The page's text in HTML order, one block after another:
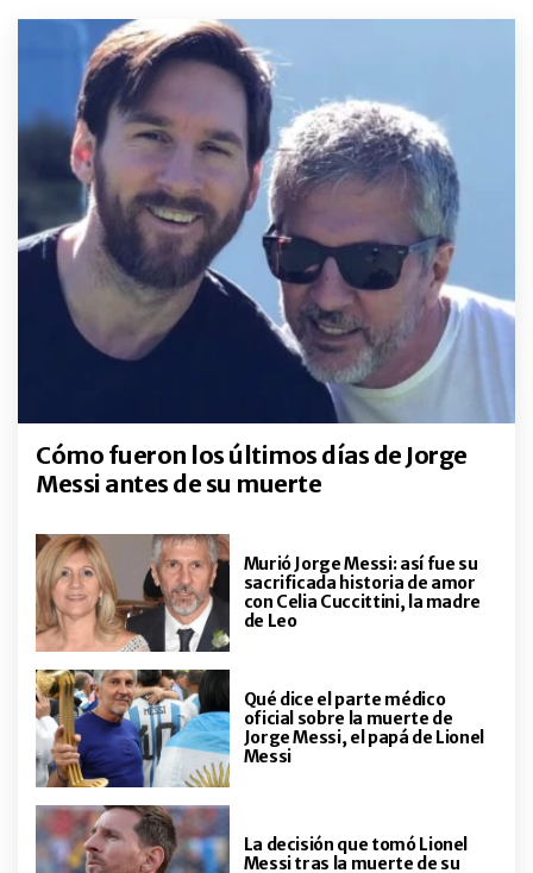
Cómo fueron los últimos días de Jorge
Messi antes de su muerte
Murió Jorge Messi: así fue su
sacrificada historia de amor
con Celia Cuccittini, la madre
de Leo
Qué dice el parte médico
oficial sobre la muerte de
Jorge Messi, el papá de Lionel
Messi
La decisión que tomó Lionel
Messi tras la muerte de su
Miami: "Somos desordenados"
ACTUALIDAD
Amor, periodismo y Selección: del
embarazo por videollamada en
Qatar 2022 al nuevo Mundial de
Martín Arevalo lejos de Cora
Debarbieri y la pequeña Isabella
ACTUALIDAD
El inesperado regalo que Dibu
Martínez les hizo a los fanáticos
que lo ayudaron cuando su
camioneta quedó atrapada en el
ACTUALIDAD
La historia de la familia Messi: de
los sacrificios en Rosario a la
muerte de Jorge, el hombre que
acompañó a Lionel desde el
comienzo
Mery del Cerro entre el suceso
el éxito de "Margarita", la crianza
de sus hijas y sus prioridades a los
40 años
ENTRETENIMIENTO
Jimena Barón contó por qué
decidió pasar su cumpleaños lejos
de casa y sin Momo: "Lloré
arrepentida"
ACTUALIDAD
Viaje al corazón del reportero
gráfico que acompañó a
Maradona durante más de veinte
años: "Las fotos hablan por
nosotros"
ACTUALIDAD